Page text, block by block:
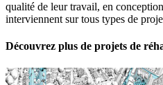
qualité de leur travail, en
interviennent sur tous types de
Découvrez plus de projets de